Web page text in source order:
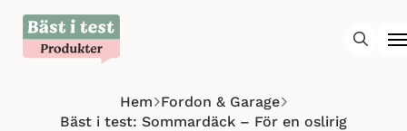
Hem Fordon & Garage
Bäst i test: Sommardäck – För en oslirig